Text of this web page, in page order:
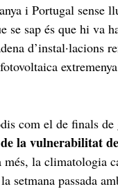
i Portugal sense
se sap és que hi va
d’instal·lacions
com el de finals de
la vulnerabilitat
la climatologia
setmana passada